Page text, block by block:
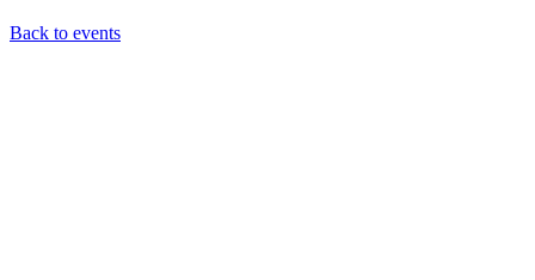
Back to events